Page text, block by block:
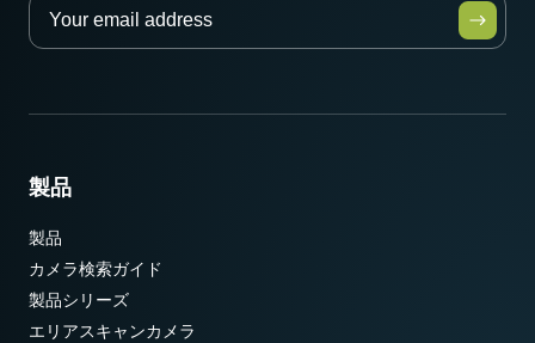
製品
製品
カメラ検索ガイド
製品シリーズ
エリアスキャンカメラ